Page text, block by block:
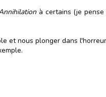
à certains (je pense
et nous plonger dans